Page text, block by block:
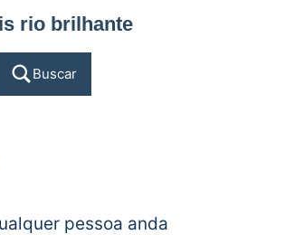
rio brilhante
Buscar
pessoa anda